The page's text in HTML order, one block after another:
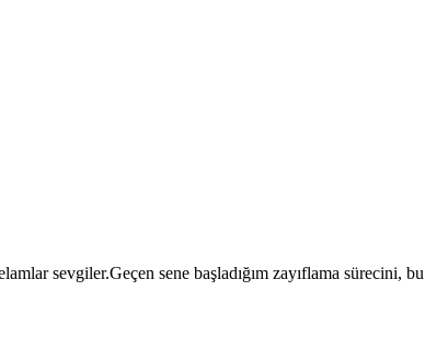
sevgiler.Geçen sene başladığım zayıflama